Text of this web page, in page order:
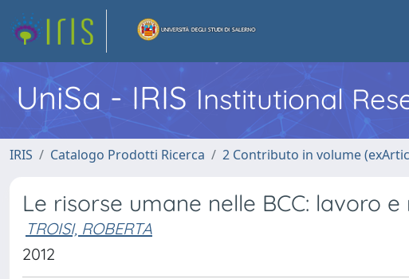
UniSa - IRIS Institutional
IRIS Catalogo Prodotti Ricerca 2 Contributo in volume
Le risorse umane nelle BCC: lavoro
TROISI, ROBERTA
2012